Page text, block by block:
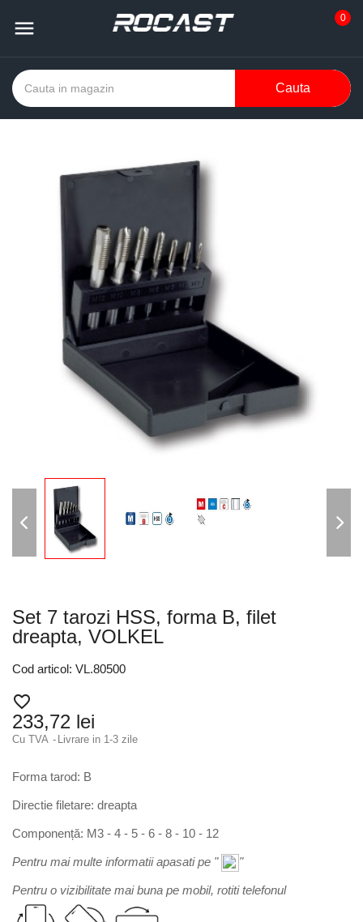
 0
Cauta
Set 7 tarozi HSS, forma B, filet
dreapta, VOLKEL
Cod articol: VL.80500
favorite_border
233,72 lei
Cu TVA Livrare in 1-3 zile
Forma tarod: B
Directie filetare: dreapta
Componență: M3 - 4 - 5 - 6 - 8 - 10 - 12
Pentru mai multe informatii apasati pe " "
Pentru o vizibilitate mai buna pe mobil, rotiti telefonul